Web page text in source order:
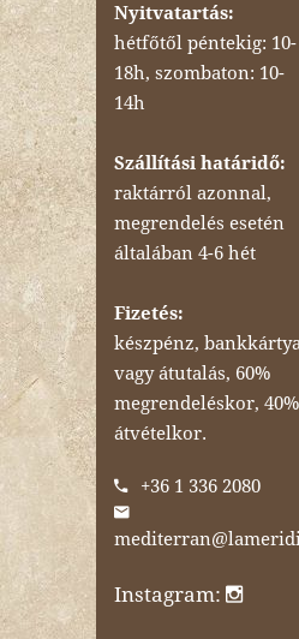
Nyitvatartás:
hétfőtől péntekig: 10-
18h, szombaton: 10-
14h
Szállítási határidő:
raktárról azonnal,
megrendelés esetén
általában 4-6 hét
Fizetés:
készpénz,
vagy átutalás, 60%
megrendeléskor, 40%
átvételkor.
+36 1 336 2080
Instagram: